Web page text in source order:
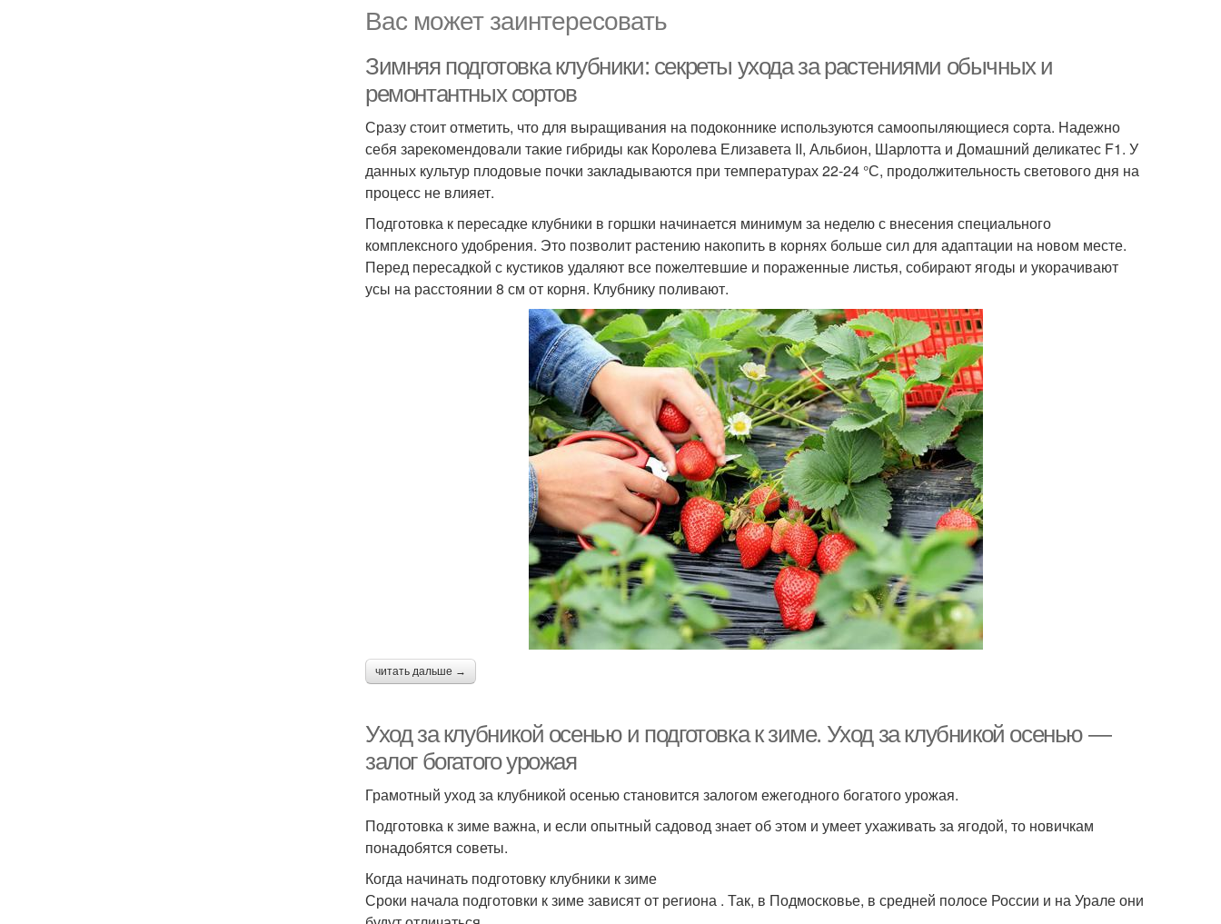
Вас может заинтересовать
Зимняя подготовка клубники: секреты ухода за растениями обычных и
ремонтантных сортов
Сразу стоит отметить, что для выращивания на подоконнике используются самоопыляющиеся сорта. Надежно
себя зарекомендовали такие гибриды как Королева Елизавета II, Альбион, Шарлотта и Домашний деликатес F1. У
данных культур плодовые почки закладываются при температурах 22-24 °С, продолжительность светового дня на
процесс не влияет.
Подготовка к пересадке клубники в горшки начинается минимум за неделю с внесения специального
комплексного удобрения. Это позволит растению накопить в корнях больше сил для адаптации на новом месте.
Перед пересадкой с кустиков удаляют все пожелтевшие и пораженные листья, собирают ягоды и укорачивают
усы на расстоянии 8 см от корня. Клубнику поливают.
читать дальше →
Уход за клубникой осенью и подготовка к зиме. Уход за клубникой осенью —
залог богатого урожая
Грамотный уход за клубникой осенью становится залогом ежегодного богатого урожая.
Подготовка к зиме важна, и если опытный садовод знает об этом и умеет ухаживать за ягодой, то новичкам
понадобятся советы.
Когда начинать подготовку клубники к зиме
Сроки начала подготовки к зиме зависят от региона . Так, в Подмосковье, в средней полосе России и на Урале они